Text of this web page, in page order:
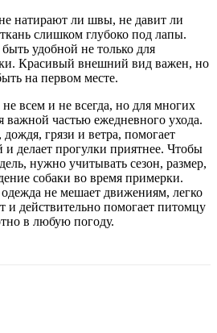
натирают ли швы, не давит ли
слишком глубоко под лапы.
удобной не только для
Красивый внешний вид важен, но
на первом месте.
всем и не всегда, но для многих
важной частью ежедневного ухода.
грязи и ветра, помогает
и делает прогулки приятнее. Чтобы
нужно учитывать сезон, размер,
собаки во время примерки.
не мешает движениям, легко
и действительно помогает питомцу
в любую погоду.